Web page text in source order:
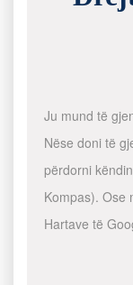
Ju mund të
Nëse doni të
përdorni
Kompas). Ose
Hartave të